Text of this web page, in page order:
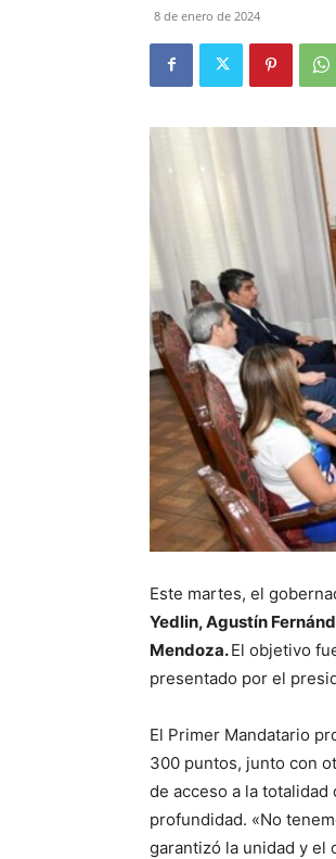
8 de enero de 2024
Este martes, el
Yedlin, Agustín
Mendoza.El objetivo
presentado por el
El Primer Mandatario
300 puntos, junto con
de acceso a la
profundidad. «No
garantizó la unidad y